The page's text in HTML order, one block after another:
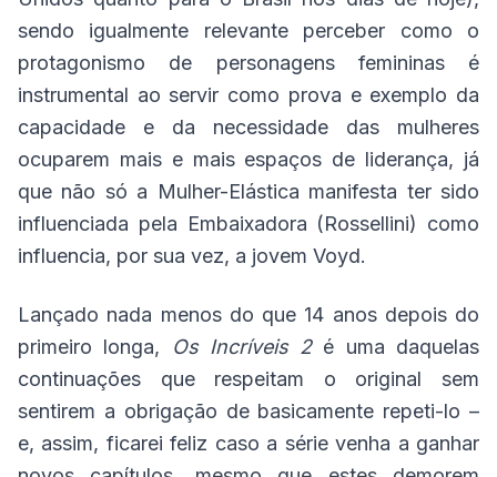
sendo igualmente relevante perceber como o
protagonismo de personagens femininas é
instrumental ao servir como prova e exemplo da
capacidade e da necessidade das mulheres
ocuparem mais e mais espaços de liderança, já
que não só a Mulher-Elástica manifesta ter sido
influenciada pela Embaixadora (Rossellini) como
influencia, por sua vez, a jovem Voyd.
Lançado nada menos do que 14 anos depois do
primeiro longa,
Os Incríveis 2é uma daquelas
continuações que respeitam o original sem
sentirem a obrigação de basicamente repeti-lo –
e, assim, ficarei feliz caso a série venha a ganhar